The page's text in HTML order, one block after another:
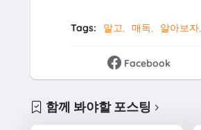
Tags: 말고 매독 알아보자
Facebook
함께 봐야할 포스팅